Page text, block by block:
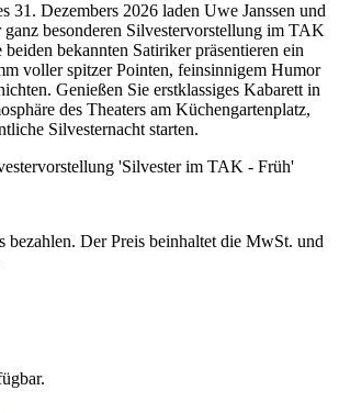
31. Dezembers 2026 laden Uwe Janssen und
besonderen Silvestervorstellung im TAK
bekannten Satiriker präsentieren ein
voller spitzer Pointen, feinsinnigem Humor
Genießen Sie erstklassiges Kabarett in
des Theaters am Küchengartenplatz,
Silvesternacht starten.
'Silvester im TAK - Früh'
bezahlen. Der Preis beinhaltet die MwSt. und